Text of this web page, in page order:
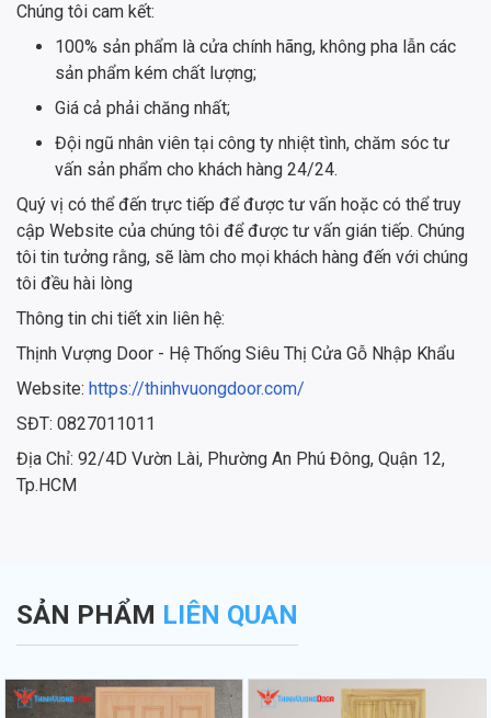
Chúng tôi cam kết:
100% sản phẩm là cửa chính hãng, không pha lẫn các
sản phẩm kém chất lượng;
Giá cả phải chăng nhất;
Đội ngũ nhân viên tại công ty nhiệt tình, chăm sóc tư
vấn sản phẩm cho khách hàng 24/24.
Quý vị có thể đến trực tiếp để được tư vấn hoặc có thể truy
cập Website của chúng tôi để được tư vấn gián tiếp. Chúng
tôi tin tưởng rằng, sẽ làm cho mọi khách hàng đến với chúng
tôi đều hài lòng
Thông tin chi tiết xin liên hệ:
Thịnh Vượng Door - Hệ Thống Siêu Thị Cửa Gỗ Nhập Khẩu
Website: https://thinhvuongdoor.com/
SĐT: 0827011011
Địa Chỉ: 92/4D Vườn Lài, Phường An Phú Đông, Quận 12,
Tp.HCM
SẢN PHẨM LIÊN QUAN